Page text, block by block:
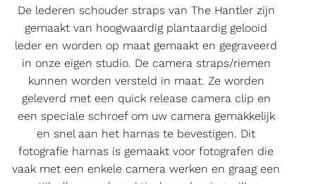
De lederen schouder straps van The Hantler zijn
gemaakt van hoogwaardig plantaardig gelooid
leder en worden op maat gemaakt en gegraveerd
in onze eigen studio. De camera straps/riemen
kunnen worden versteld in maat. Ze worden
geleverd met een quick release camera clip en
een speciale schroef om uw camera gemakkelijk
en snel aan het harnas te bevestigen. Dit
fotografie harnas is gemaakt voor fotografen die
vaak met een enkele camera werken en graag een